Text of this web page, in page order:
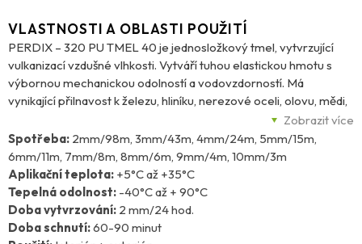
Zobrazit více
VLASTNOSTI A OBLASTI POUŽITÍ
PERDIX – 320 PU TMEL 40 je jednosložkový tmel, vytvrzující
vulkanizací vzdušné vlhkosti. Vytváří tuhou elastickou hmotu s
výbornou mechanickou odolností a vodovzdorností. Má
vynikající přilnavost k železu, hliníku, nerezové oceli, olovu, mědi,
keramice, sklu, dřevu a různým druhům plastů. Používá se ke
tmelení a lepení v kovoprůmyslu a stavebnictví, mezi porézními a
neporézními materiály s požadavkem na následnou
přetíratelnost. Střední modul zaručuje udržení pohybu spár. Je
určen pro tmelení dilatačních spár budov, betonových podlah, na
lepení soklů, parapetů a obkladů a pro pružné lepení ventilačních
potrubí, žlabů, okapů, konstrukcí aut, kontejnerů, karavanů,
Spotřeba: 2mm/98m, 3mm/43m, 4mm/24m, 5mm/15m,
6mm/11m, 7mm/8m, 8mm/6m, 9mm/4m, 10mm/3m
Aplikační teplota: +5°C až +35°C
Tepelná odolnost: -40°C až + 90°C
Doba vytvrzování: 2 mm/24 hod.
Doba schnutí:60-90 minut